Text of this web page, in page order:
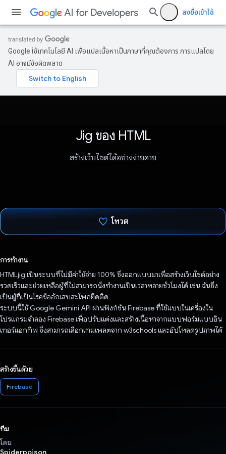
ลงชื่อเข้าใช้
Google ใช้เทคโนโลยี AI เพื่อแปลเนื้อหาเป็นภาษาที่คุณต้องการ การแปลโดย
AI อาจมีข้อผิดพลาด
Jig ของ HTML
สร้างเว็บไซต์ได้อย่างง่ายดาย
โหวต
การทำงาน
HTMLjig เป็นระบบที่ไม่มีค่าใช้จ่าย 100% ซึ่งออกแบบมาเพื่อสร้างเว็บไซต์อย่าง
รวดเร็วและช่วยเหลือผู้ที่ไม่สามารถนั่งทำงานเป็นเวลาหลายชั่วโมงได้ เช่น ฉันซึ่ง
เป็นผู้ที่เป็นโรคข้ออักเสบสะโพกยึดติด
ระบบนี้ใช้ Google Gemini API ผ่านฟังก์ชัน Firebase ที่ใช้แบบในเครื่องใน
โปรแกรมจำลอง Firebase เพื่อปรับแต่งและสร้างเนื้อหาจากแบบฟอร์มแบบอิน
เทอร์แอกทีฟ ซึ่งสามารถเลือกเทมเพลตจาก w3schools และอัปโหลดรูปภาพได้
สร้างขึ้นด้วย
Firebase
ทีม
โดย
Spiderpoison